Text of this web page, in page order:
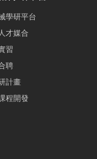
學研平台
才媒合
習
聘
計畫
程開發